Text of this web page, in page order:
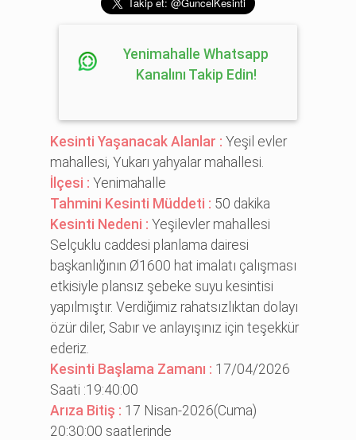
Yenimahalle Whatsapp
Kanalını Takip Edin!
Kesinti Yaşanacak Alanlar :Yeşil evler
mahallesi, Yukarı yahyalar mahallesi.
İlçesi :Yenimahalle
Tahmini Kesinti Müddeti : 50 dakika
Kesinti Nedeni :Yeşilevler mahallesi
Selçuklu caddesi planlama dairesi
başkanlığının Ø1600 hat imalatı çalışması
etkisiyle plansız şebeke suyu kesintisi
yapılmıştır. Verdiğimiz rahatsızlıktan dolayı
özür diler, Sabır ve anlayışınız için teşekkür
ederiz.
Kesinti Başlama Zamanı : 17/04/2026
Saati :19:40:00
Arıza Bitiş : 17 Nisan-2026(Cuma)
20:30:00 saatlerinde